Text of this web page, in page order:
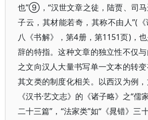
也”⑨，“汉世文章之徒，陆贾、司
子云，其材能若奇，其称不由人”(
八《书解》，第4册，第1151页)，
辞的特指。这种文章的独立性不仅
之文向汉人大量书写单一文本的转
其文类的制度化相关。以西汉为例
《汉书·艺文志》的《诸子略》之“儒
二十三篇”，“法家类”如“《晁错》三